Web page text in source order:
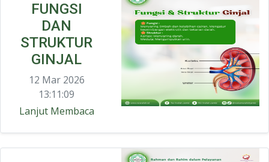
FUNGSI
DAN
STRUKTUR
GINJAL
12 Mar 2026
13:11:09
Lanjut Membaca